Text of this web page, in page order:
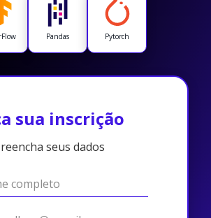
Pandas Pytorch
sua inscrição
seus dados